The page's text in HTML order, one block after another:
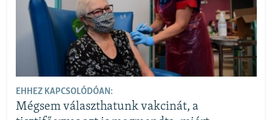
EHHEZ KAPCSOLÓDÓAN:
Mégsem választhatunk vakcinát, a